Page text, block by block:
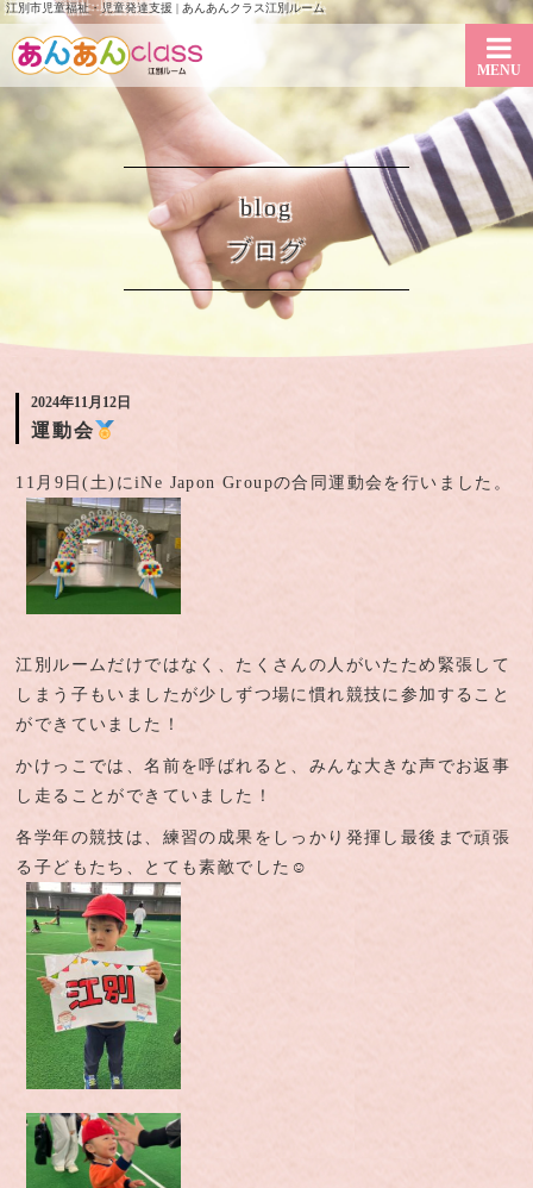
江別市児童福祉・児童発達支援 | あんあんクラス江別ルーム
blog
ブログ
MENU
2024年11月12日
運動会
11月9日(土)にiNe Japon Groupの合同運動会を行いました。
江別ルームだけではなく、たくさんの人がいたため緊張して
しまう子もいましたが少しずつ場に慣れ競技に参加すること
ができていました！
かけっこでは、名前を呼ばれると、みんな大きな声でお返事
し走ることができていました！
各学年の競技は、練習の成果をしっかり発揮し最後まで頑張
る子どもたち、とても素敵でした☺